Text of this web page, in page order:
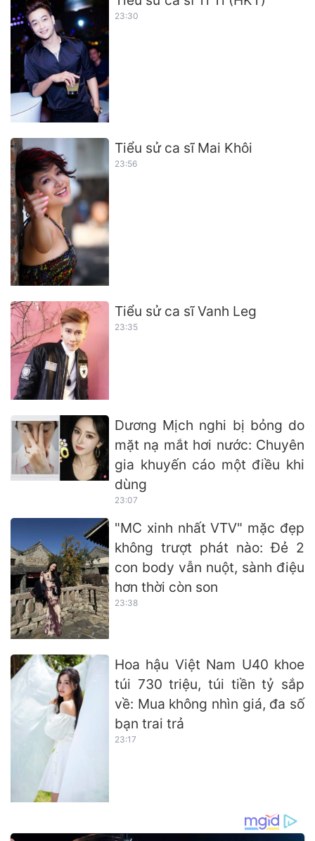
23:30
Tiểu sử ca sĩ Mai Khôi
23:56
Tiểu sử ca sĩ Vanh Leg
23:35
Dương Mịch nghi bị bỏng do
mặt nạ mắt hơi nước: Chuyên
gia khuyến cáo một điều khi
dùng
23:07
"MC xinh nhất VTV" mặc đẹp
không trượt phát nào: Đẻ 2
con body vẫn nuột, sành điệu
hơn thời còn son
23:38
Hoa hậu Việt Nam U40 khoe
túi 730 triệu, túi tiền tỷ sắp
về: Mua không nhìn giá, đa số
bạn trai trả
23:17